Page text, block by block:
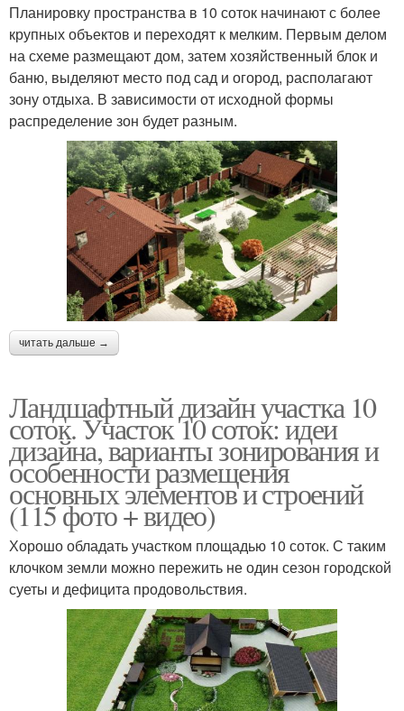
Планировку пространства в 10 соток начинают с более
крупных объектов и переходят к мелким. Первым делом
на схеме размещают дом, затем хозяйственный блок и
баню, выделяют место под сад и огород, располагают
зону отдыха. В зависимости от исходной формы
распределение зон будет разным.
читать дальше →
Ландшафтный дизайн участка 10
соток. Участок 10 соток: идеи
дизайна, варианты зонирования и
особенности размещения
основных элементов и строений
(115 фото + видео)
Хорошо обладать участком площадью 10 соток. С таким
клочком земли можно пережить не один сезон городской
суеты и дефицита продовольствия.